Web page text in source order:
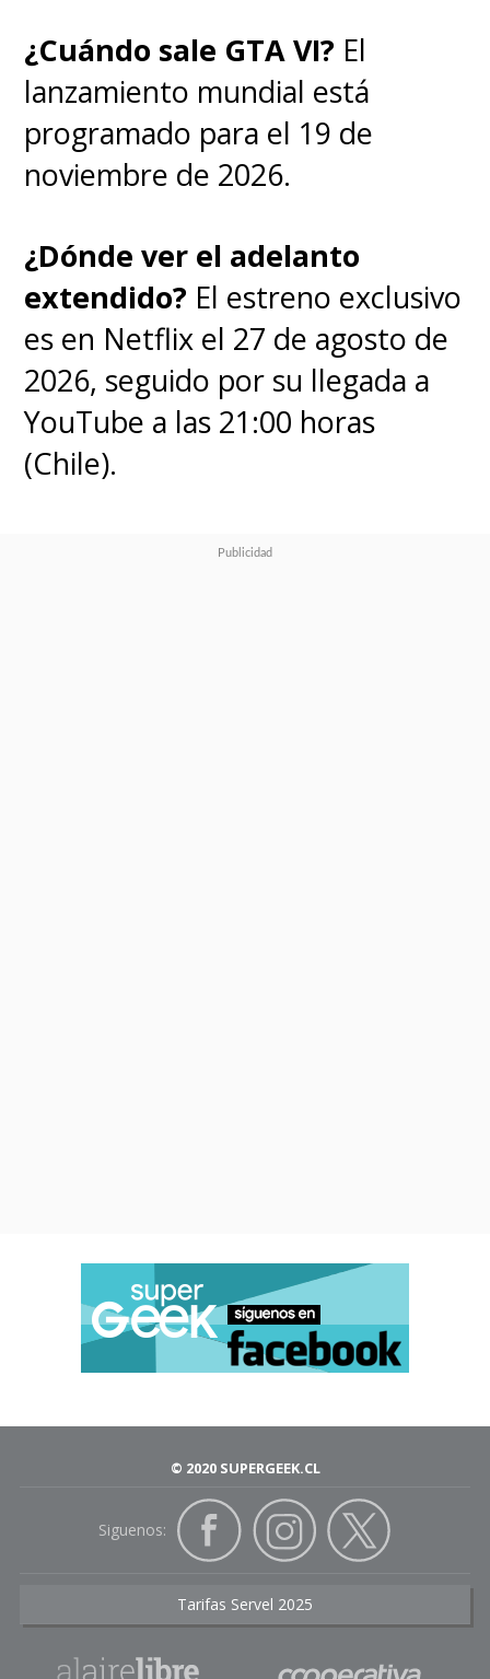
¿Cuándo sale GTA VI? El
lanzamiento mundial está
programado para el 19 de
noviembre de 2026.
¿Dónde ver el adelanto
extendido? El estreno exclusivo
es en Netflix el 27 de agosto de
2026, seguido por su llegada a
YouTube a las 21:00 horas
(Chile).
© 2020 SUPERGEEK.CL
Siguenos:
Tarifas Servel 2025